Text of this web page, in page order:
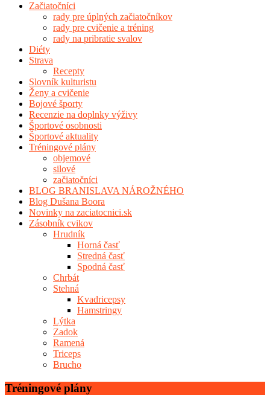
Začiatočníci
rady pre úplných začiatočníkov
rady pre cvičenie a tréning
rady na pribratie svalov
Diéty
Strava
Recepty
Slovník kulturistu
Ženy a cvičenie
Bojové športy
Recenzie na doplnky výživy
Športové osobnosti
Športové aktuality
Tréningové plány
objemové
silové
začiatočníci
BLOG BRANISLAVA NÁROŽNÉHO
Blog Dušana Boora
Novinky na zaciatocnici.sk
Zásobník cvikov
Hrudník
Horná časť
Stredná časť
Spodná časť
Chrbát
Stehná
Kvadricepsy
Hamstringy
Lýtka
Zadok
Ramená
Triceps
Brucho
Tréningové plány